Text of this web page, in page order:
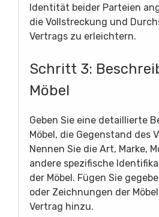
Identität beider Parteien
die Vollstreckung und
Vertrags zu erleichtern.
Schritt 3:
Möbel
Geben Sie eine detaillierte
Möbel, die Gegenstand des
Nennen Sie die Art, Marke,
andere spezifische
der Möbel. Fügen Sie
oder Zeichnungen der
Vertrag hinzu.